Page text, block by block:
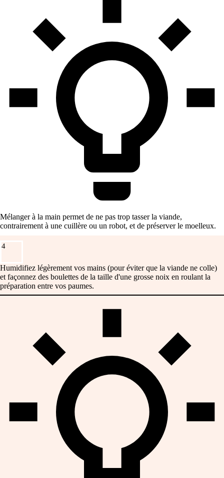
Mélanger à la main permet de ne pas trop tasser la viande,
contrairement à une cuillère ou un robot, et de préserver le moelleux.
4
Humidifiez légèrement vos mains (pour éviter que la viande ne colle)
et façonnez des boulettes de la taille d'une grosse noix en roulant la
préparation entre vos paumes.